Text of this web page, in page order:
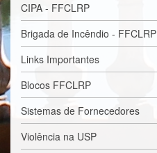
CIPA - FFCLRP
Brigada de Incêndio - FFCLRP
Links Importantes
Blocos FFCLRP
Sistemas de Fornecedores
Violência na USP